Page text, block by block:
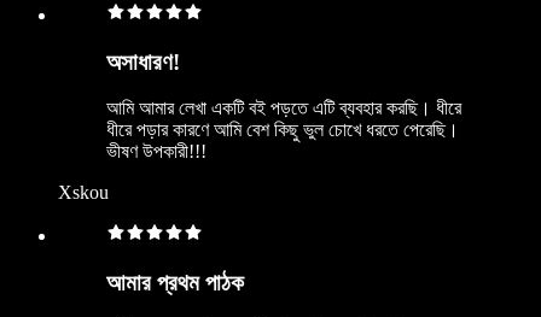
অসাধারণ!
আমি আমার লেখা একটি বই পড়তে এটি ব্যবহার করছি। ধীরে
ধীরে পড়ার কারণে আমি বেশ কিছু ভুল চোখে ধরতে পেরেছি।
ভীষণ উপকারী!!!
Xskou
আমার প্রথম পাঠক